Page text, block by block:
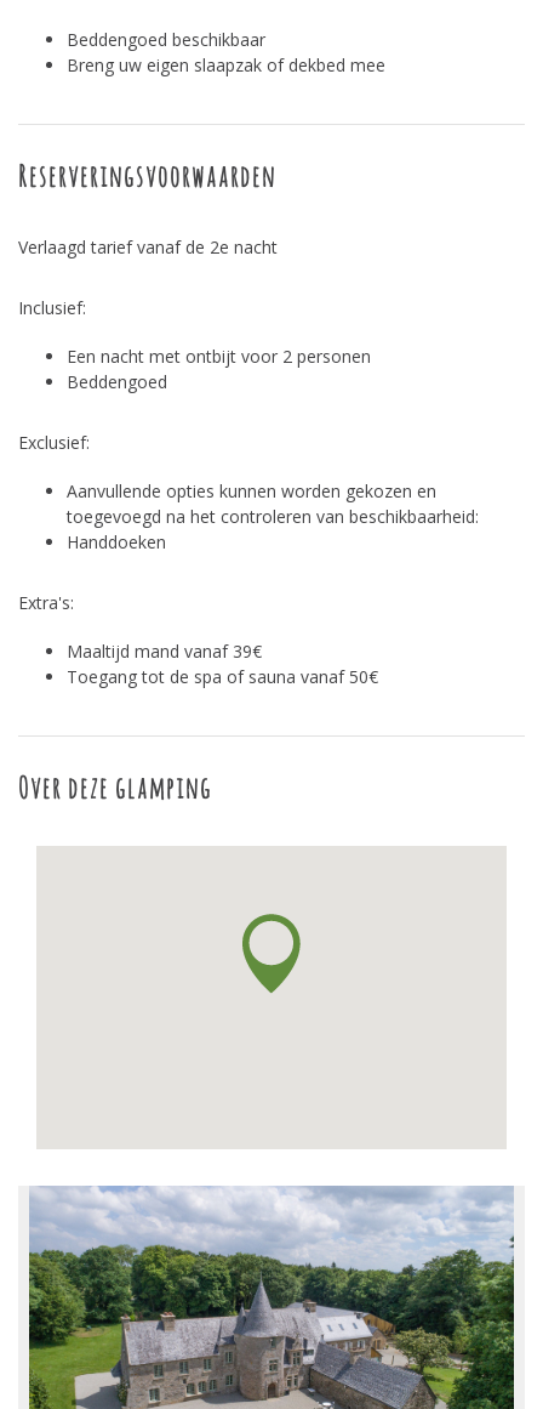
Beddengoed beschikbaar
Breng uw eigen slaapzak of dekbed mee
Reserveringsvoorwaarden
Verlaagd tarief vanaf de 2e nacht
Inclusief:
Een nacht met ontbijt voor 2 personen
Beddengoed
Exclusief:
Aanvullende opties kunnen worden gekozen en
toegevoegd na het controleren van beschikbaarheid:
Handdoeken
Extra's:
Maaltijd mand vanaf 39€
Toegang tot de spa of sauna vanaf 50€
Over deze glamping